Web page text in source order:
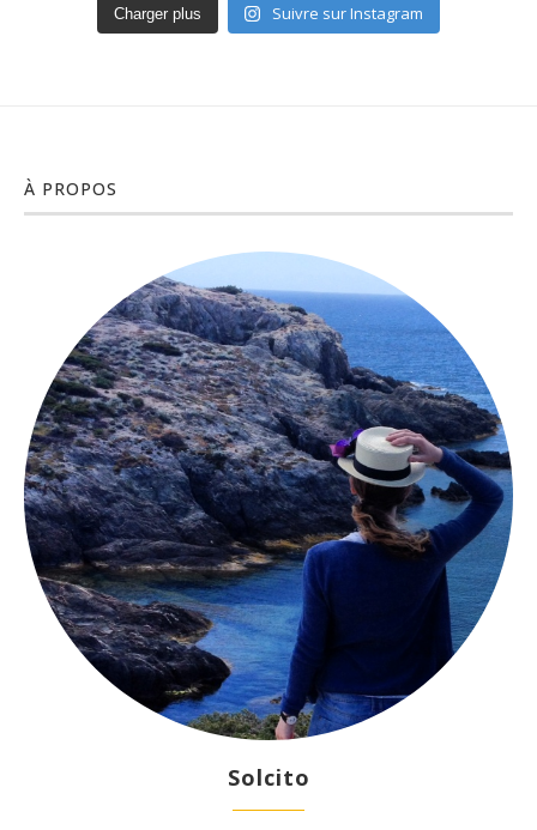
Charger plus Suivre sur Instagram
À PROPOS
Solcito